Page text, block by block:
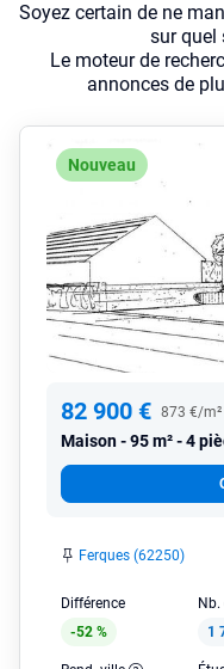
Soyez certain de ne
sur quel
Le moteur de
annonces de
Nouveau
82 900 € 873 €/m²
Maison 95 m² - 4
Ferques (62250)
Différence
-52 %
1